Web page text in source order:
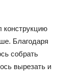
конструкцию
Благодаря
собрать
вырезать и